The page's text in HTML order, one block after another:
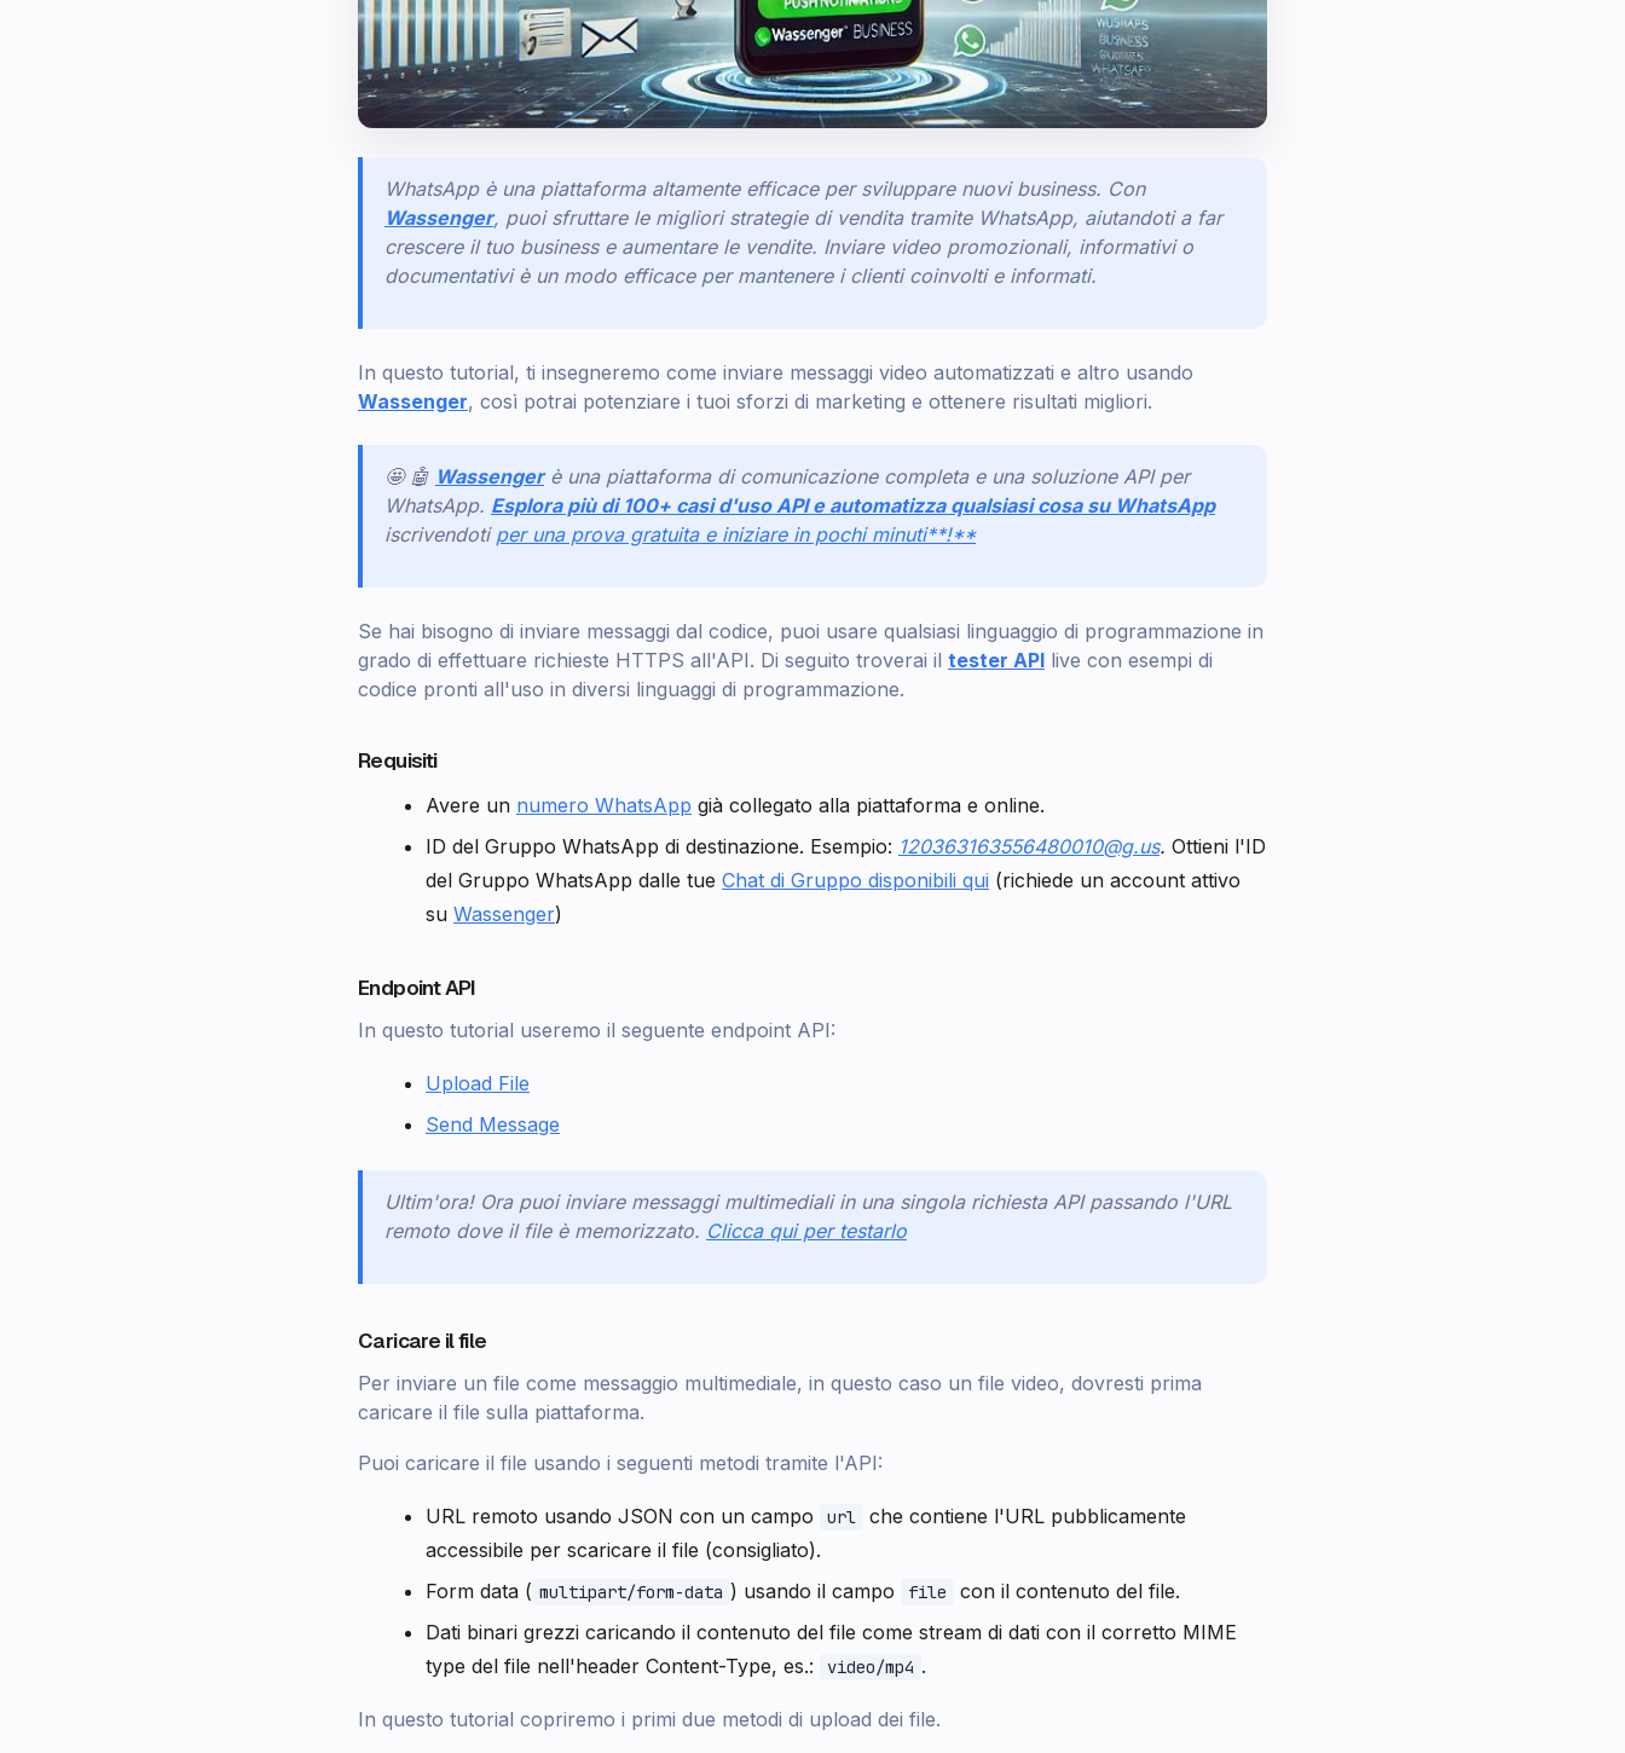
WhatsApp è una piattaforma altamente efficace per sviluppare nuovi business. Con
Wassenger, puoi sfruttare le migliori strategie di vendita tramite WhatsApp, aiutandoti a far
crescere il tuo business e aumentare le vendite. Inviare video promozionali, informativi o
documentativi è un modo efficace per mantenere i clienti coinvolti e informati.
In questo tutorial, ti insegneremo come inviare messaggi video automatizzati e altro usando
Wassenger, così potrai potenziare i tuoi sforzi di marketing e ottenere risultati migliori.
🤩 🤖 Wassengerè una piattaforma di comunicazione completa e una soluzione API per
WhatsApp. Esplora più di 100+ casi d'uso API e automatizza qualsiasi cosa su WhatsApp
iscrivendoti per una prova gratuita e iniziare in pochi minuti**!**
Se hai bisogno di inviare messaggi dal codice, puoi usare qualsiasi linguaggio di programmazione in
grado di effettuare richieste HTTPS all'API. Di seguito troverai il tester API live con esempi di
codice pronti all'uso in diversi linguaggi di programmazione.
Requisiti
Avere un numero WhatsApp già collegato alla piattaforma e online.
ID del Gruppo WhatsApp di destinazione. Esempio: 120363163556480010@g.us. Ottieni l'ID
del Gruppo WhatsApp dalle tue Chat di Gruppo disponibili qui (richiede un account attivo
su Wassenger)
Endpoint API
In questo tutorial useremo il seguente endpoint API:
Upload File
Send Message
Ultim'ora! Ora puoi inviare messaggi multimediali in una singola richiesta API passando l'URL
remoto dove il file è memorizzato. Clicca qui per testarlo
Caricare il file
Per inviare un file come messaggio multimediale, in questo caso un file video, dovresti prima
caricare il file sulla piattaforma.
Puoi caricare il file usando i seguenti metodi tramite l'API:
URL remoto usando JSON con un campo url
che contiene l'URL pubblicamente
accessibile per scaricare il file (consigliato).
Form data ( multipart/form-data ) usando il campo file
con il contenuto del file.
Dati binari grezzi caricando il contenuto del file come stream di dati con il corretto MIME
type del file nell'header Content-Type, es.:
video/mp4 .
In questo tutorial copriremo i primi due metodi di upload dei file.